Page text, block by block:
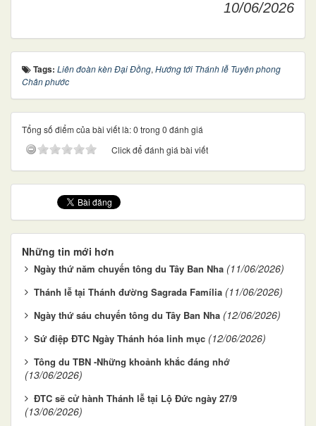
10/06/2026
Tags: Liên đoàn kèn Đại Đồng, Hướng tới Thánh lễ Tuyên phong
Chân phước
Tổng số điểm của bài viết là: 0 trong 0 đánh giá
Click để đánh giá bài viết
Những tin mới hơn
Ngày thứ năm chuyến tông du Tây Ban Nha (11/06/2026)
Thánh lễ tại Thánh đường Sagrada Família (11/06/2026)
Ngày thứ sáu chuyến tông du Tây Ban Nha (12/06/2026)
Sứ điệp ĐTC Ngày Thánh hóa linh mục (12/06/2026)
Tông du TBN -Những khoảnh khắc đáng nhớ
(13/06/2026)
ĐTC sẽ cử hành Thánh lễ tại Lộ Đức ngày 27/9
(13/06/2026)